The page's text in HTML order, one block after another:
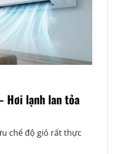
lạnh lan tỏa
chế độ gió rất thực